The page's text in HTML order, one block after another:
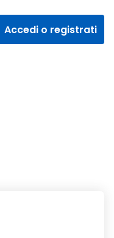
Accedi o registrati